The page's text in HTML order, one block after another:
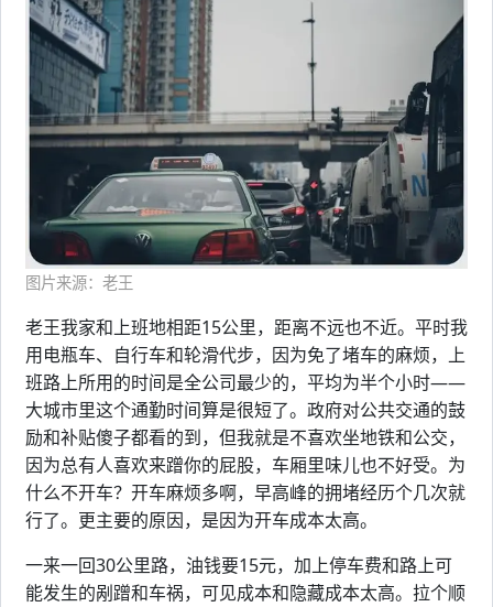
图片来源：老王
老王我家和上班地相距15公里，距离不远也不近。平时我
用电瓶车、自行车和轮滑代步，因为免了堵车的麻烦，上
班路上所用的时间是全公司最少的，平均为半个小时——
大城市里这个通勤时间算是很短了。政府对公共交通的鼓
励和补贴傻子都看的到，但我就是不喜欢坐地铁和公交，
因为总有人喜欢来蹭你的屁股，车厢里味儿也不好受。为
什么不开车？开车麻烦多啊，早高峰的拥堵经历个几次就
行了。更主要的原因，是因为开车成本太高。
一来一回30公里路，油钱要15元，加上停车费和路上可
能发生的剐蹭和车祸，可见成本和隐藏成本太高。拉个顺